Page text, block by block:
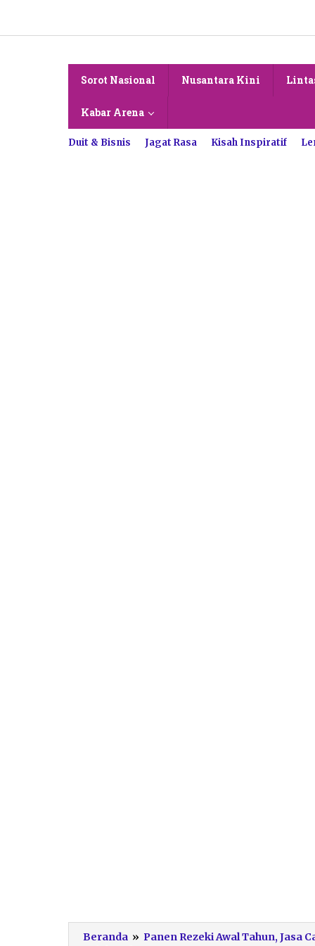
konten
Sorot Nasional Nusantara Kini
Kabar Arena
Duit & Bisnis Jagat Rasa Kisah Inspiratif
Beranda » Panen Rezeki Awal Tahun, Jasa